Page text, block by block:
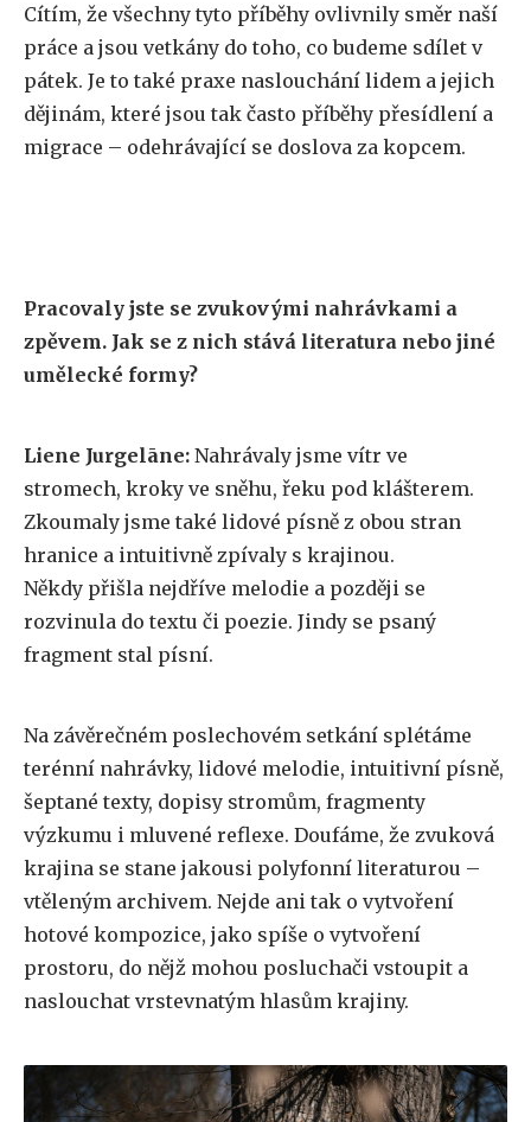
Cítím, že všechny tyto příběhy ovlivnily směr naší
práce a jsou vetkány do toho, co budeme sdílet v
pátek. Je to také praxe naslouchání lidem a jejich
dějinám, které jsou tak často příběhy přesídlení a
migrace – odehrávající se doslova za kopcem.
Pracovaly jste se zvukovými nahrávkami a
zpěvem. Jak se z nich stává literatura nebo jiné
umělecké formy?
Liene Jurgelāne: Nahrávaly jsme vítr ve
stromech, kroky ve sněhu, řeku pod klášterem.
Zkoumaly jsme také lidové písně z obou stran
hranice a intuitivně zpívaly s krajinou.
Někdy přišla nejdříve melodie a později se
rozvinula do textu či poezie. Jindy se psaný
fragment stal písní.
Na závěrečném poslechovém setkání splétáme
terénní nahrávky, lidové melodie, intuitivní písně,
šeptané texty, dopisy stromům, fragmenty
výzkumu i mluvené reflexe. Doufáme, že zvuková
krajina se stane jakousi polyfonní literaturou –
vtěleným archivem. Nejde ani tak o vytvoření
hotové kompozice, jako spíše o vytvoření
prostoru, do nějž mohou posluchači vstoupit a
naslouchat vrstevnatým hlasům krajiny.